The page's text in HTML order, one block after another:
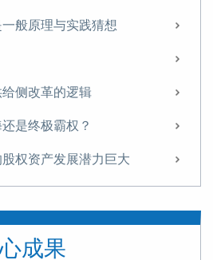
般原理与实践猜想
侧改革的逻辑
是终极霸权？
权资产发展潜力巨大
生变量到内生变量
成果